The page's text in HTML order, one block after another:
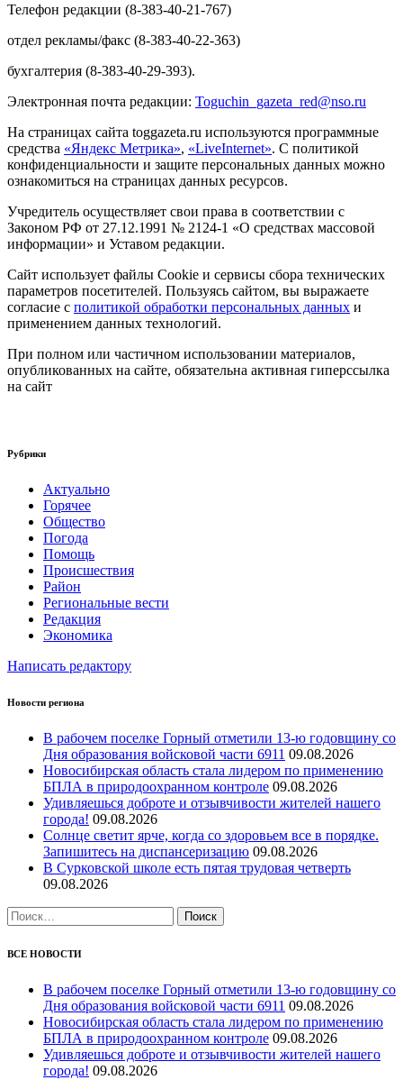
Телефон редакции (8-383-40-21-767)
отдел рекламы/факс (8-383-40-22-363)
бухгалтерия (8-383-40-29-393).
Электронная почта редакции: Toguchin gazeta red@nso.ru
На страницах сайта toggazeta.ru используются программные
средства «Яндекс Метрика», «LiveInternet». С политикой
конфиденциальности и защите персональных данных можно
ознакомиться на страницах данных ресурсов.
Учредитель осуществляет свои права в соответствии с
Законом РФ от 27.12.1991 № 2124-1 «О средствах массовой
информации» и Уставом редакции.
Сайт использует файлы Cookie и сервисы сбора технических
параметров посетителей. Пользуясь сайтом, вы выражаете
согласие с политикой обработки персональных данных и
применением данных технологий.
При полном или частичном использовании материалов,
опубликованных на сайте, обязательна активная гиперссылка
на сайт
Рубрики
Актуально
Горячее
Общество
Погода
Помощь
Происшествия
Район
Региональные вести
Редакция
Экономика
Написать редактору
Новости региона
В рабочем поселке Горный отметили 13-ю годовщину со
Дня образования войсковой части 6911 09.08.2026
Новосибирская область стала лидером по применению
БПЛА в природоохранном контроле 09.08.2026
Удивляешься доброте и отзывчивости жителей нашего
города! 09.08.2026
Солнце светит ярче, когда со здоровьем все в порядке.
Запишитесь на диспансеризацию 09.08.2026
В Сурковской школе есть пятая трудовая четверть
09.08.2026
Найти:
ВСЕ НОВОСТИ
В рабочем поселке Горный отметили 13-ю годовщину со
Дня образования войсковой части 6911 09.08.2026
Новосибирская область стала лидером по применению
БПЛА в природоохранном контроле 09.08.2026
Удивляешься доброте и отзывчивости жителей нашего
города! 09.08.2026